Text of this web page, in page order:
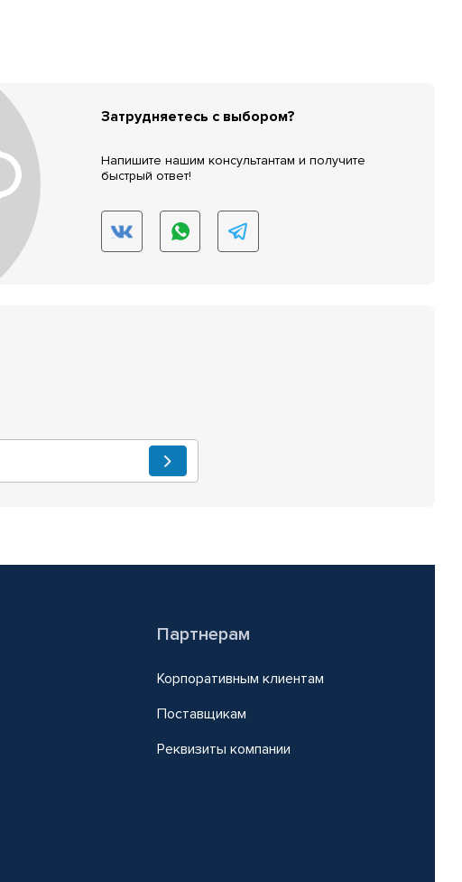
Затрудняетесь с выбором?
Напишите нашим консультантам и получите
быстрый ответ!
Партнерам
Корпоративным клиентам
Поставщикам
Реквизиты компании